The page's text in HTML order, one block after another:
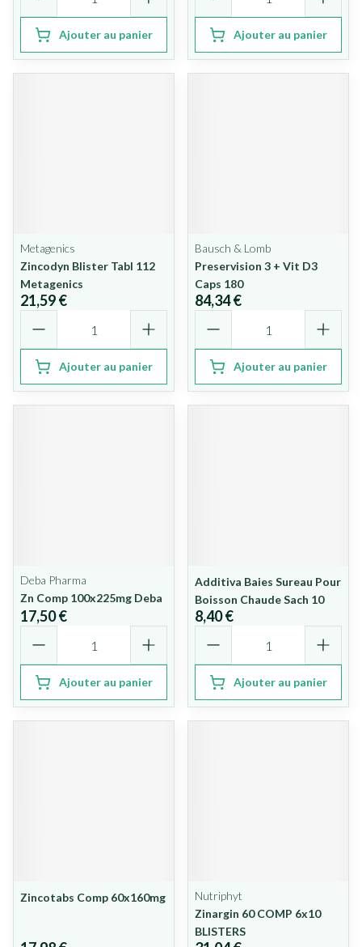
Ajouter au panier Ajouter au panier
Metagenics
Zincodyn Blister Tabl 112
Metagenics
21,59 €
Ajouter au panier
Bausch & Lomb
Preservision 3 + Vit D3
Caps 180
84,34 €
Ajouter au panier
Deba Pharma
Zn Comp 100x225mg Deba
17,50 €
Ajouter au panier
Additiva Baies Sureau Pour
Boisson Chaude Sach 10
8,40 €
Ajouter au panier
Zincotabs Comp 60x160mg
Nutriphyt
Zinargin 60 COMP 6x10
BLISTERS